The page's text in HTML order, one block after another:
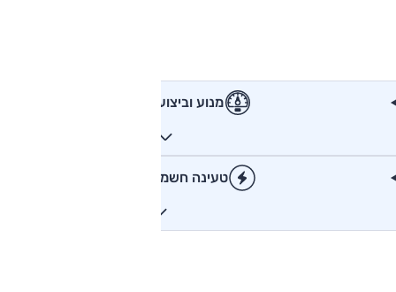
מנוע וביצועים
טעינה חשמלית